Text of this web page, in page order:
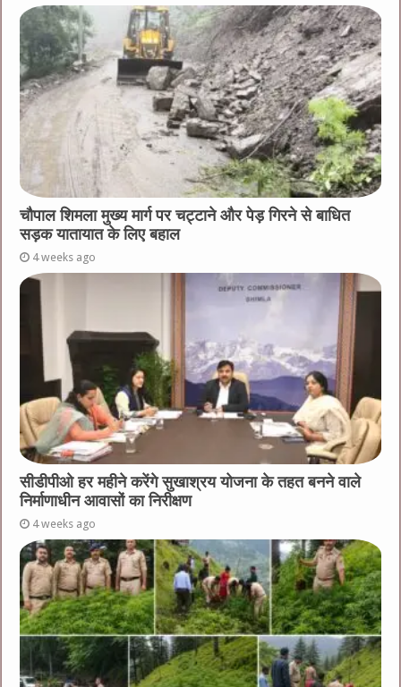
चौपाल शिमला मुख्य मार्ग पर चट्टाने और पेड़ गिरने से बाधित
सड़क यातायात के लिए बहाल
4 weeks ago
सीडीपीओ हर महीने करेंगे सुखाश्रय योजना के तहत बनने वाले
निर्माणाधीन आवासों का निरीक्षण
4 weeks ago